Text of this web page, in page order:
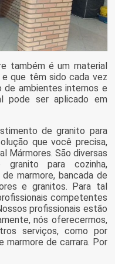
também é um material
que têm sido cada vez
de ambientes internos e
pode ser aplicado em
de granito para
que você precisa,
Mármores. São diversas
granito para cozinha,
marmore, bancada de
e granitos. Para tal
competentes
profissionais estão
nós oferecermos,
serviços, como por
marmore de carrara. Por